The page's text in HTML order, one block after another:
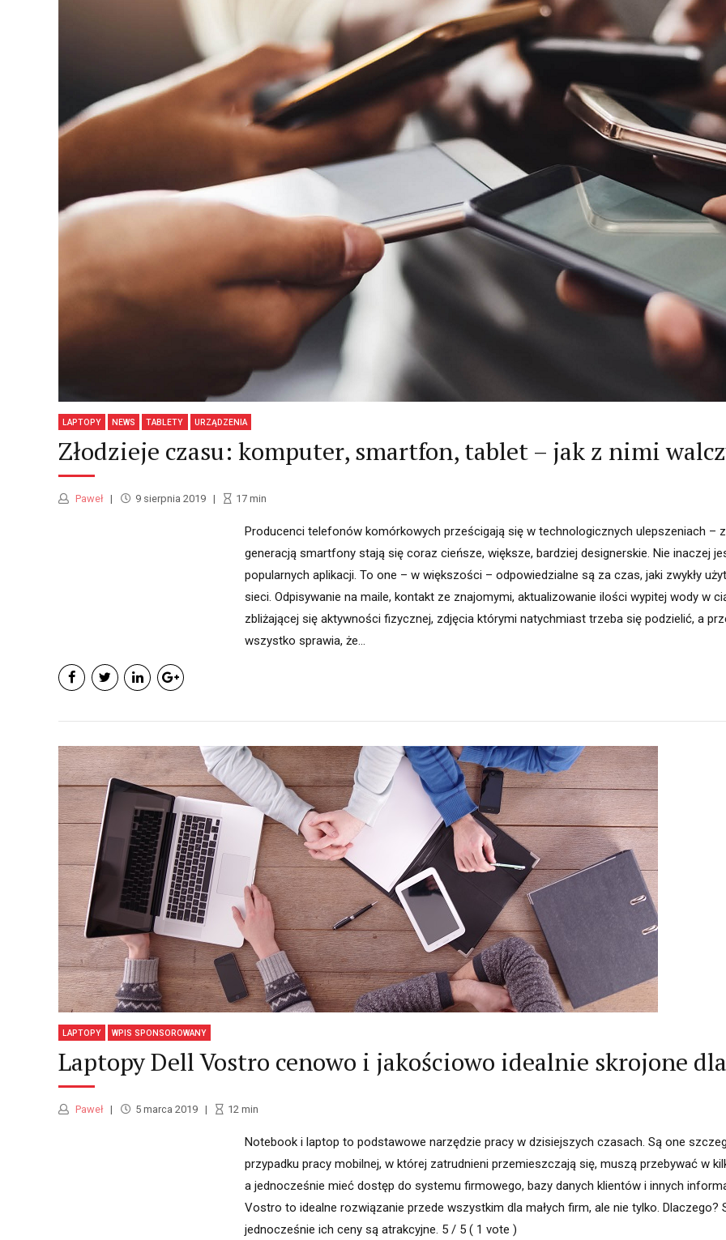
LAPTOPY NEWS TABLETY URZĄDZENIA
Złodzieje czasu: komputer, smartfon, tablet – jak z nimi
Paweł 9 sierpnia 2019 17min
Producenci telefonów komórkowych prześcigają się w technologicznych ulepszeniach –
generacją smartfony stają się coraz cieńsze, większe, bardziej designerskie. Nie inaczej
popularnych aplikacji. To one – w większości – odpowiedzialne są za czas, jaki zwykły
sieci. Odpisywanie na maile, kontakt ze znajomymi, aktualizowanie ilości wypitej wody w
zbliżającej się aktywności fizycznej, zdjęcia którymi natychmiast trzeba się podzielić, a
wszystko sprawia, że...
LAPTOPY WPIS SPONSOROWANY
Laptopy Dell Vostro cenowo i jakościowo idealnie skrojone
Paweł 5 marca 2019 12 min
Notebook i laptop to podstawowe narzędzie pracy w dzisiejszych czasach. Są one
przypadku pracy mobilnej, w której zatrudnieni przemieszczają się, muszą przebywać w
a jednocześnie mieć dostęp do systemu firmowego, bazy danych klientów i innych
Vostro to idealne rozwiązanie przede wszystkim dla małych firm, ale nie tylko. Dlaczego?
jednocześnie ich ceny są atrakcyjne. 5 / 5 ( 1 vote )